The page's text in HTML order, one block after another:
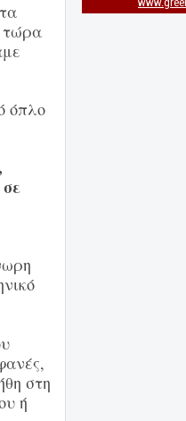
τώρα
όπλο
στη
ή